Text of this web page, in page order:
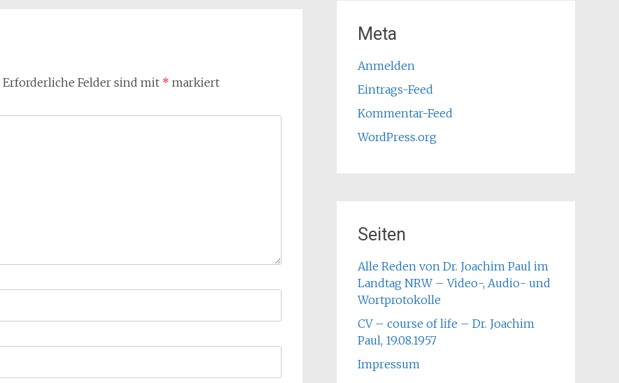
Erforderliche Felder sind mit * markiert
Meta
Anmelden
Eintrags-Feed
Kommentar-Feed
WordPress.org
Seiten
Alle Reden von Dr. Joachim Paul im
Landtag NRW – Video-, Audio- und
Wortprotokolle
CV – course of life – Dr. Joachim
Paul, 19.08.1957
Impressum